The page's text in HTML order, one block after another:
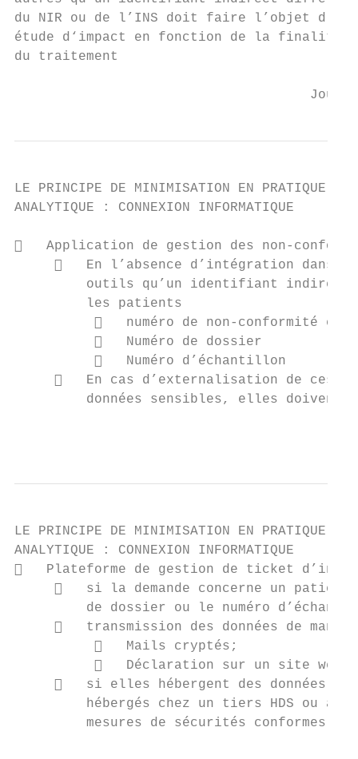
du NIR ou de l’INS doit faire l’objet d’une
étude d‘impact en fonction de la finalité
du traitement
LE PRINCIPE DE MINIMISATION EN PRATIQUE
ANALYTIQUE : CONNEXION INFORMATIQUE
   Application de gestion des non-
   En l’absence d’intégration dans
outils qu’un identifiant
         les patients
   numéro de non-conformité et/
             Numéro de dossier
             Numéro d’échantillon
   En cas d’externalisation de ces
données sensibles, elles doivent
LE PRINCIPE DE MINIMISATION EN PRATIQUE
ANALYTIQUE : CONNEXION INFORMATIQUE
   Plateforme de gestion de ticket
   si la demande concerne un patient
de dossier ou le numéro
   transmission des données de
             Mails cryptés;
   Déclaration sur un site web
   si elles hébergent des données
hébergés chez un tiers HDS ou à
mesures de sécurités conformes au